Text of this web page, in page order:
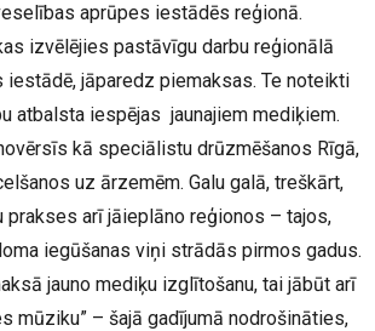
aprūpes iestādēs reģionā.
izvēlējies pastāvīgu darbu reģionālā
jāparedz piemaksas. Te noteikti
atbalsta iespējas jaunajiem mediķiem.
kā speciālistu drūzmēšanos Rīgā,
uz ārzemēm. Galu galā, treškārt,
arī jāieplāno reģionos – tajos,
iegūšanas viņi strādās pirmos gadus.
jauno mediķu izglītošanu, tai jābūt arī
mūziku” – šajā gadījumā nodrošināties,